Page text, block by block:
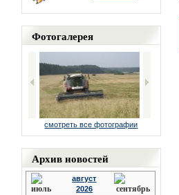
Фотогалерея
смотреть все фотографии
Архив новостей
август
2026